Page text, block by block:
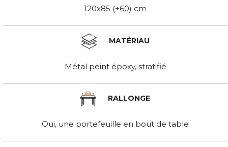
120x85 (+60) cm
MATÉRIAU
Métal peint époxy, stratifié
RALLONGE
Oui, une portefeuille en bout de table